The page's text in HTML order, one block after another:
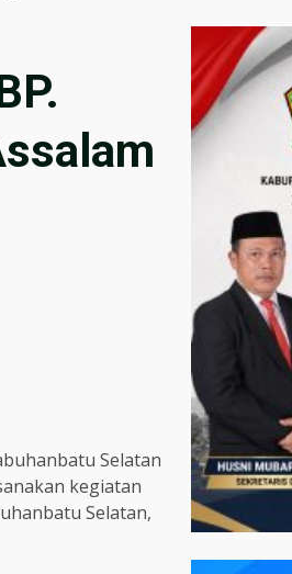
Selatan
kegiatan
Selatan,